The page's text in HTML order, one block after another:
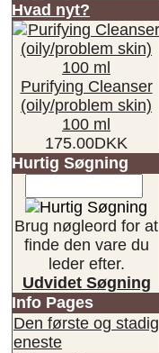
Hvad nyt?
Purifying Cleanser
(oily/problem skin)
100 ml
175.00DKK
Hurtig Søgning
Brug nøgleord for at
finde den vare du
leder efter.
Udvidet Søgning
Info Pages
Den første og stadig
eneste